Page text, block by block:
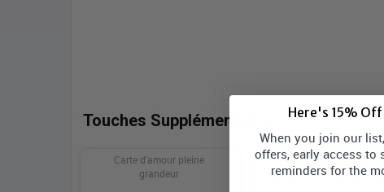
Touches Supplémentaires
Carte d'amour pleine
grandeur
Vin Blanc Truffes-Carte
Here's 15%
When you join our
offers, early access to
reminders for the